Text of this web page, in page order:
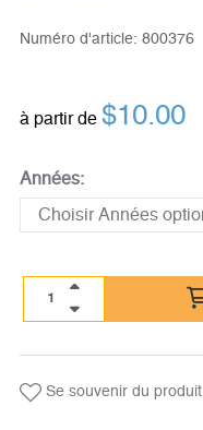
Numéro d'article: 800376
à partir de $10.00
Années:
Se souvenir du produit